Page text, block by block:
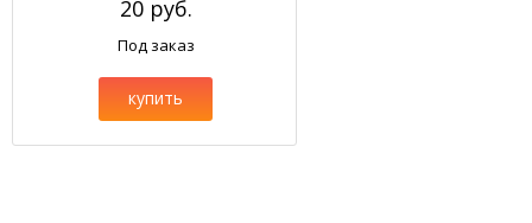
20 руб.
Под заказ
купить